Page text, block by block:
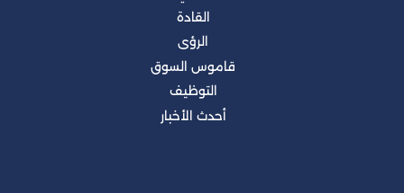
القادة
الرؤى
قاموس السوق
التوظيف
أحدث الأخبار